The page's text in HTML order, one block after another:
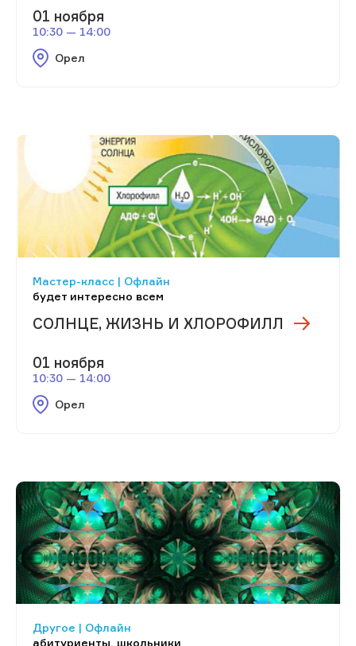
01 ноября
10:30 — 14:00
Орел
Мастер-класс | Офлайн
будет интересно всем
СОЛНЦЕ, ЖИЗНЬ И ХЛОРОФИЛЛ
01 ноября
10:30 — 14:00
Орел
Другое | Офлайн
абитуриенты, школьники